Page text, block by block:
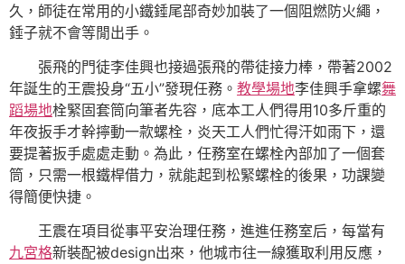
久，師徒在常用的小鐵錘尾部奇妙加裝了一個阻燃防火繩，
錘子就不會等閒出手。
張飛的門徒李佳興也接過張飛的帶徒接力棒，帶著2002
年誕生的王震投身“五小”發現任務。 教學場地李佳興手拿螺舞
蹈場地栓緊固套筒向筆者先容，底本工人們得用10多斤重的
年夜扳手才幹擰動一款螺栓，炎天工人們忙得汗如雨下，還
要提著扳手處處走動。為此，任務室在螺栓內部加了一個套
筒，只需一根鐵桿借力，就能起到松緊螺栓的後果，功課變
得簡便快捷。
王震在項目從事平安治理任務，進進任務室后，每當有
九宮格新裝配被design出來，他城市往一線獲取利用反應，